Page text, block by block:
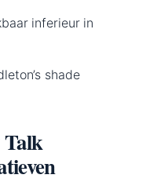
inferieur in
shade